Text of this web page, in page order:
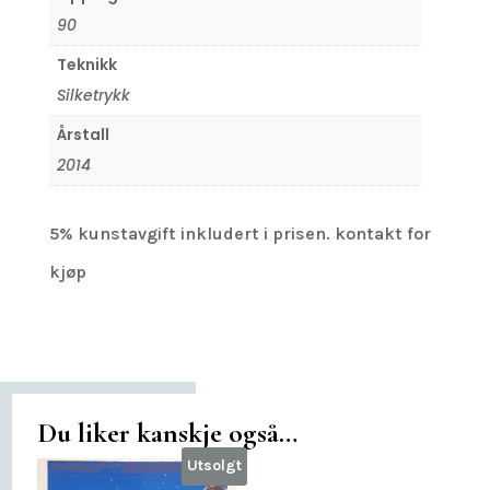
90
Teknikk
Silketrykk
Årstall
2014
5% kunstavgift inkludert i prisen. kontakt for
kjøp
Du liker kanskje også…
Utsolgt